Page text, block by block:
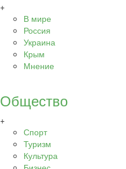
+
В мире
Россия
Украина
Крым
Мнение
Общество
+
Спорт
Туризм
Культура